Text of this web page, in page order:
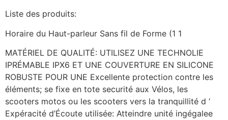
Liste des produits:
Horaire du Haut-parleur Sans fil de Forme (1 1
MATÉRIEL DE QUALITÉ: UTILISEZ UNE TECHNOLIE
IPRÉMABLE IPX6 ET UNE COUVERTURE EN SILICONE
ROBUSTE POUR UNE Excellente protection contre les
éléments; se fixe en tote securité aux Vélos, les
scooters motos ou les scooters vers la tranquillité d ‘
Expéracité d’Écoute utilisée: Atteindre unité ingégalee